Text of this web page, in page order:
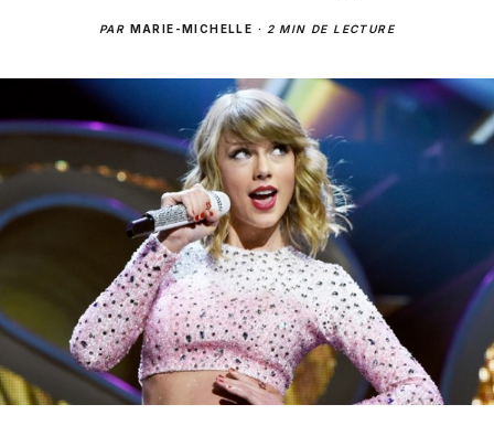
PAR MARIE-MICHELLE · 2 MIN DE LECTURE